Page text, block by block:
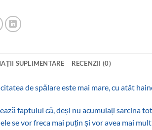
SUPLIMENTARE RECENZII (0)
de spălare este mai mare, cu atât
faptului că, deși nu acumulați sarcina
se vor freca mai puțin și vor avea mai